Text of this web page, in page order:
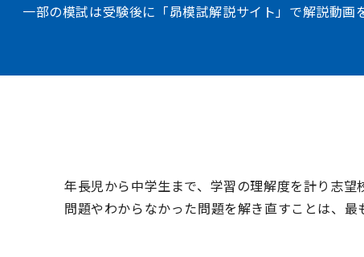
一部の模試は受験後に「昴模試解説サイト」で解説動画
年長児から中学生まで、学習の理解度を計り志
問題やわからなかった問題を解き直すことは、最